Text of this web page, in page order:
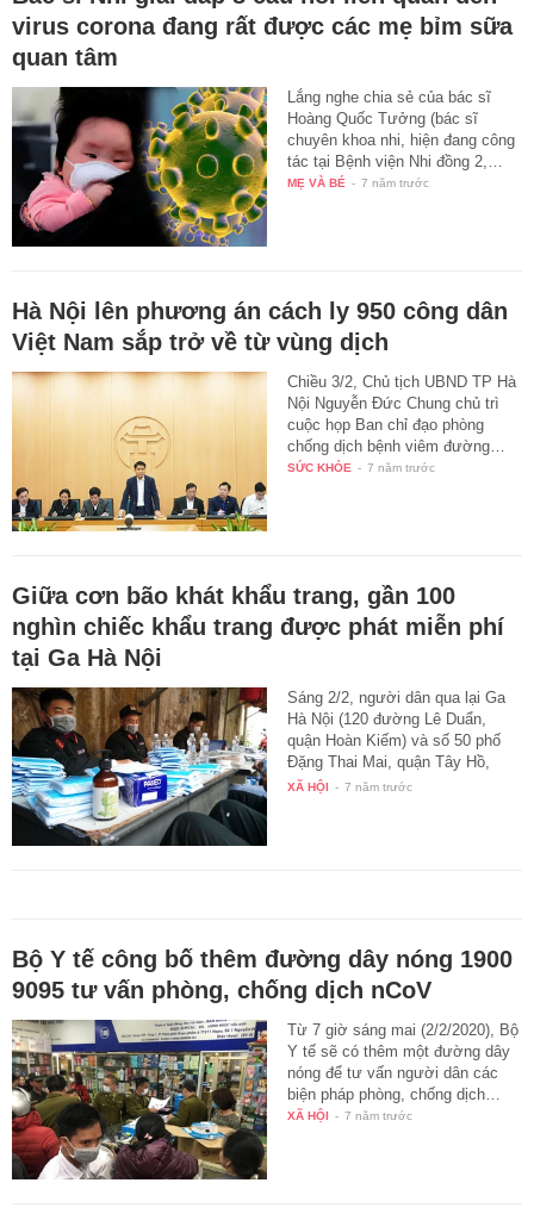
virus corona đang rất được các mẹ bỉm sữa
quan tâm
Lắng nghe chia sẻ của bác sĩ
Hoàng Quốc Tưởng (bác sĩ
chuyên khoa nhi, hiện đang công
tác tại Bệnh viện Nhi đồng 2,…
MẸ VÀ BÉ - 7 năm trước
Hà Nội lên phương án cách ly 950 công dân
Việt Nam sắp trở về từ vùng dịch
Chiều 3/2, Chủ tịch UBND TP Hà
Nội Nguyễn Đức Chung chủ trì
cuộc họp Ban chỉ đạo phòng
chống dịch bệnh viêm đường…
SỨC KHỎE - 7 năm trước
Giữa cơn bão khát khẩu trang, gần 100
nghìn chiếc khẩu trang được phát miễn phí
tại Ga Hà Nội
Sáng 2/2, người dân qua lại Ga
Hà Nội (120 đường Lê Duẩn,
quận Hoàn Kiếm) và số 50 phố
Đặng Thai Mai, quận Tây Hồ,
Hà…
XÃ HỘI - 7 năm trước
Bộ Y tế công bố thêm đường dây nóng 1900
9095 tư vấn phòng, chống dịch nCoV
Từ 7 giờ sáng mai (2/2/2020), Bộ
Y tế sẽ có thêm một đường dây
nóng để tư vấn người dân các
biện pháp phòng, chống dịch…
XÃ HỘI - 7 năm trước